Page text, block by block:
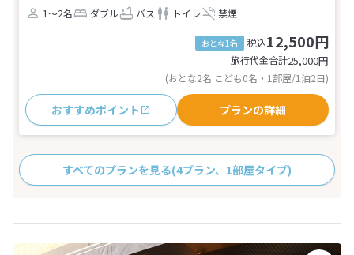
1～2名 ダブル バス トイレ 禁煙
おとな1名 税込12,500円
旅行代金合計25,000円
(おとな2名 こども0名・1部屋/1泊2日)
おすすめポイント プランの詳細
すべてのプランを見る(4プラン、1部屋タイプ)